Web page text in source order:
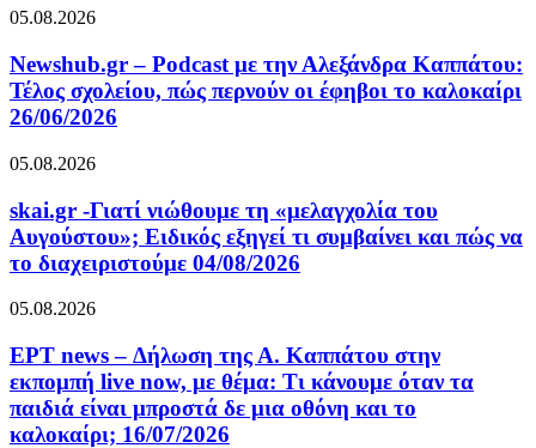
05.08.2026
Newshub.gr – Podcast με την Αλεξάνδρα Καππάτου:
Τέλος σχολείου, πώς περνούν οι έφηβοι το καλοκαίρι
26/06/2026
05.08.2026
skai.gr -Γιατί νιώθουμε τη «μελαγχολία του
Αυγούστου»; Ειδικός εξηγεί τι συμβαίνει και πώς να
το διαχειριστούμε 04/08/2026
05.08.2026
ΕΡΤ news – Δήλωση της Α. Καππάτου στην
εκπομπή live now, με θέμα: Τι κάνουμε όταν τα
παιδιά είναι μπροστά δε μια οθόνη και το
καλοκαίρι; 16/07/2026